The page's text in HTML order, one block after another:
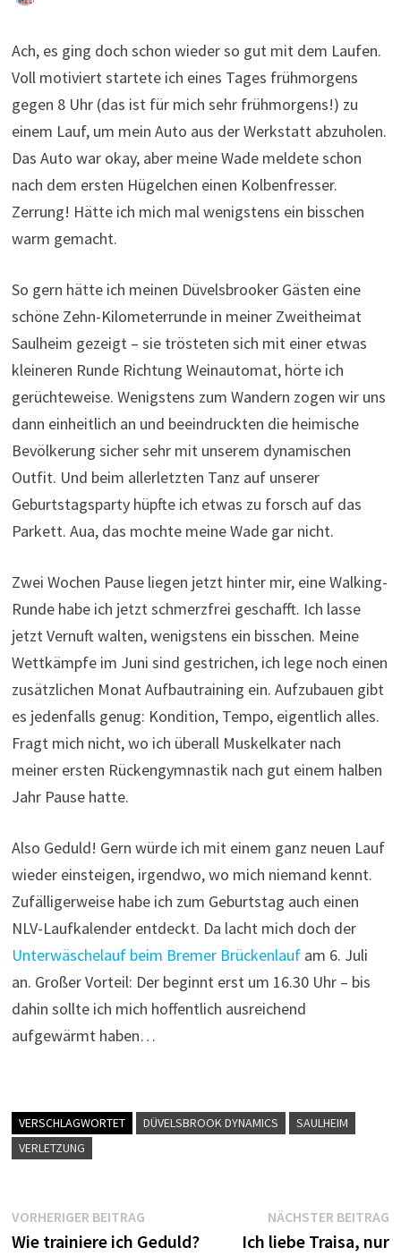
Ach, es ging doch schon wieder so gut mit dem Laufen.
Voll motiviert startete ich eines Tages frühmorgens
gegen 8 Uhr (das ist für mich sehr frühmorgens!) zu
einem Lauf, um mein Auto aus der Werkstatt abzuholen.
Das Auto war okay, aber meine Wade meldete schon
nach dem ersten Hügelchen einen Kolbenfresser.
Zerrung! Hätte ich mich mal wenigstens ein bisschen
warm gemacht.
So gern hätte ich meinen Düvelsbrooker Gästen eine
schöne Zehn-Kilometerrunde in meiner Zweitheimat
Saulheim gezeigt – sie trösteten sich mit einer etwas
kleineren Runde Richtung Weinautomat, hörte ich
gerüchteweise. Wenigstens zum Wandern zogen wir uns
dann einheitlich an und beeindruckten die heimische
Bevölkerung sicher sehr mit unserem dynamischen
Outfit. Und beim allerletzten Tanz auf unserer
Geburtstagsparty hüpfte ich etwas zu forsch auf das
Parkett. Aua, das mochte meine Wade gar nicht.
Zwei Wochen Pause liegen jetzt hinter mir, eine Walking-
Runde habe ich jetzt schmerzfrei geschafft. Ich lasse
jetzt Vernuft walten, wenigstens ein bisschen. Meine
Wettkämpfe im Juni sind gestrichen, ich lege noch einen
zusätzlichen Monat Aufbautraining ein. Aufzubauen gibt
es jedenfalls genug: Kondition, Tempo, eigentlich alles.
Fragt mich nicht, wo ich überall Muskelkater nach
meiner ersten Rückengymnastik nach gut einem halben
Jahr Pause hatte.
Also Geduld! Gern würde ich mit einem ganz neuen Lauf
wieder einsteigen, irgendwo, wo mich niemand kennt.
Zufälligerweise habe ich zum Geburtstag auch einen
NLV-Laufkalender entdeckt. Da lacht mich doch der
Unterwäschelauf beim Bremer Brückenlaufam 6. Juli
an. Großer Vorteil: Der beginnt erst um 16.30 Uhr – bis
dahin sollte ich mich hoffentlich ausreichend
aufgewärmt haben…
VERSCHLAGWORTET DÜVELSBROOK DYNAMICS
SAULHEIM
VERLETZUNG
Beitragsnavigation
VORHERIGER BEITRAGVorheriger
Beitrag:
Wie trainiere ich Geduld?
NÄCHSTER BEITRAG
Ich liebe Traisa, nur